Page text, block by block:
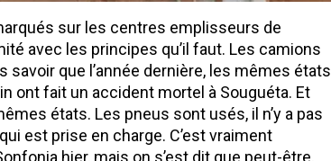
sur les centres emplisseurs de
avec les principes qu’il faut. Les camions
savoir que l’année dernière, les mêmes états
ont fait un accident mortel à Souguéta. Et
états. Les pneus sont usés, il n’y a pas
est prise en charge. C’est vraiment
hier, mais on s’est dit que peut-être,